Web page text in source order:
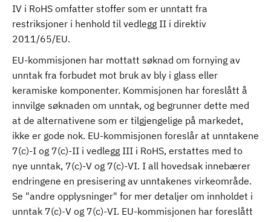
IV i RoHS omfatter stoffer som er unntatt fra
restriksjoner i henhold til vedlegg II i direktiv
2011/65/EU.
EU-kommisjonen har mottatt søknad om fornying av
unntak fra forbudet mot bruk av bly i glass eller
keramiske komponenter. Kommisjonen har foreslått å
innvilge søknaden om unntak, og begrunner dette med
at de alternativene som er tilgjengelige på markedet,
ikke er gode nok. EU-kommisjonen foreslår at unntakene
7(c)-I og 7(c)-II i vedlegg III i RoHS, erstattes med to
nye unntak, 7(c)-V og 7(c)-VI. I all hovedsak innebærer
endringene en presisering av unntakenes virkeområde.
Se "andre opplysninger" for mer detaljer om innholdet i
unntak 7(c)-V og 7(c)-VI. EU-kommisjonen har foreslått